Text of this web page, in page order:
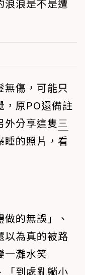
浪浪是不是遭
傷，可能只
，原PO還備註
外分享這隻三
睡的照片，看
的無誤」、
以為真的被路
一灘水笑
「到處亂躺小